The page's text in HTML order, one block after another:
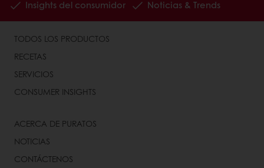
Insights del consumidor
Noticias & Trends
TODOS LOS PRODUCTOS
RECETAS
SERVICIOS
CONSUMER INSIGHTS
ACERCA DE PURATOS
NOTICIAS
CONTÁCTENOS